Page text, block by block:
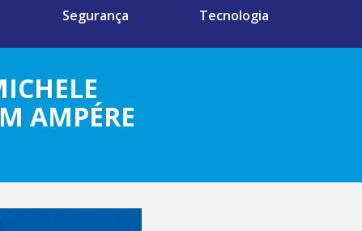
Segurança Tecnologia
AMPÉRE